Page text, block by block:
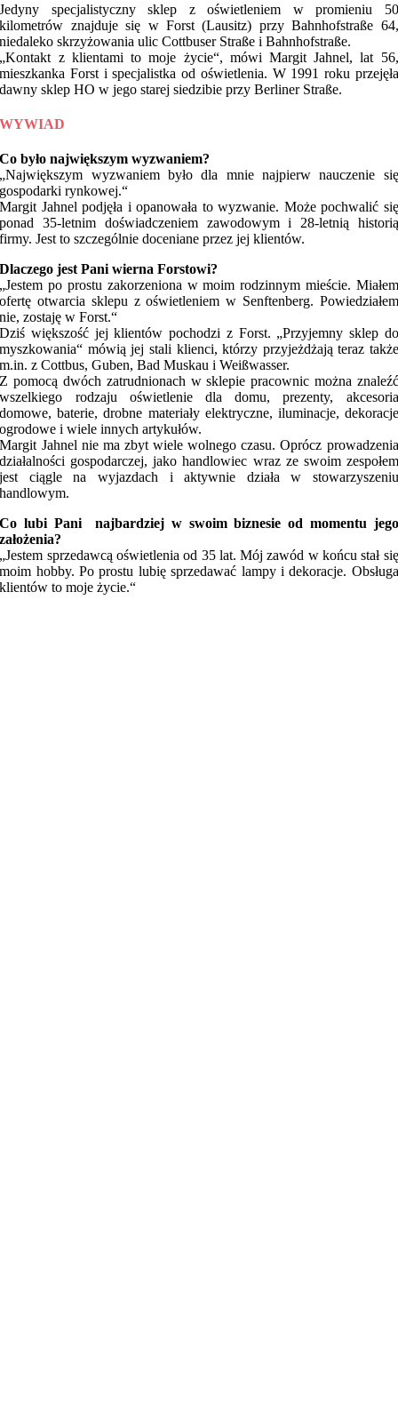
Jedyny specjalistyczny sklep z oświetleniem w promieniu 50
kilometrów znajduje się w Forst (Lausitz) przy Bahnhofstraße 64,
niedaleko skrzyżowania ulic Cottbuser Straße i Bahnhofstraße.
„Kontakt z klientami to moje życie“, mówi Margit Jahnel, lat 56,
mieszkanka Forst i specjalistka od oświetlenia. W 1991 roku przejęła
dawny sklep HO w jego starej siedzibie przy Berliner Straße.
WYWIAD
Co było największym wyzwaniem?
„Największym wyzwaniem było dla mnie najpierw nauczenie się
gospodarki rynkowej.“
Margit Jahnel podjęła i opanowała to wyzwanie. Może pochwalić się
ponad 35-letnim doświadczeniem zawodowym i 28-letnią historią
firmy. Jest to szczególnie doceniane przez jej klientów.
Dlaczego jest Pani wierna Forstowi?
„Jestem po prostu zakorzeniona w moim rodzinnym mieście. Miałem
ofertę otwarcia sklepu z oświetleniem w Senftenberg. Powiedziałem
nie, zostaję w Forst.“
Dziś większość jej klientów pochodzi z Forst. „Przyjemny sklep do
myszkowania“ mówią jej stali klienci, którzy przyjeżdżają teraz także
m.in. z Cottbus, Guben, Bad Muskau i Weißwasser.
Z pomocą dwóch zatrudnionach w sklepie pracownic można znaleźć
wszelkiego rodzaju oświetlenie dla domu, prezenty, akcesoria
domowe, baterie, drobne materiały elektryczne, iluminacje, dekoracje
ogrodowe i wiele innych artykułów.
Margit Jahnel nie ma zbyt wiele wolnego czasu. Oprócz prowadzenia
działalności gospodarczej, jako handlowiec wraz ze swoim zespołem
jest ciągle na wyjazdach i aktywnie działa w stowarzyszeniu
handlowym.
Co lubi Pani najbardziej w swoim biznesie od momentu jego
założenia?
„Jestem sprzedawcą oświetlenia od 35 lat. Mój zawód w końcu stał się
moim hobby. Po prostu lubię sprzedawać lampy i dekoracje. Obsługa
klientów to moje życie.“